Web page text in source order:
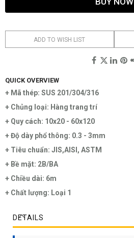
ADD TO WISH LIST
QUICK OVERVIEW
+ Mã thép: SUS 201/304/316
+ Chủng loại: Hàng trang trí
+ Quy cách: 10x20 - 60x120
+ Độ dày phổ thông: 0.3 - 3mm
+ Tiêu chuẩn: JIS,AISI, ASTM
+ Bề mặt: 2B/BA
+ Chiều dài: 6m
+ Chất lượng: Loại 1
DETAILS